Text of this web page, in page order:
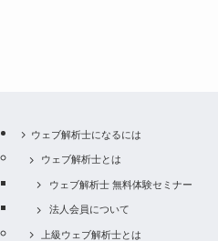
ウェブ解析士になるには
ウェブ解析士とは
ウェブ解析士 無料体験セミナー
法人会員について
上級ウェブ解析士とは